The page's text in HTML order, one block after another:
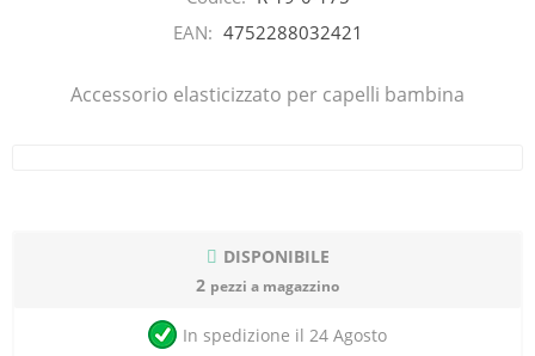
EAN: 4752288032421
Accessorio elasticizzato per capelli bambina
DISPONIBILE
2 pezzi a magazzino
In spedizione il 24 Agosto